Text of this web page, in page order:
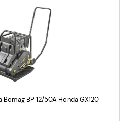
Bomag BP 12/50A Honda GX120